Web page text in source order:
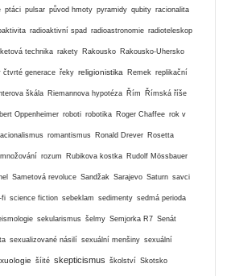
ptáci pulsar původ hmoty pyramidy qubity racionalita
radioaktivní spad radioastronomie radioteleskop
technika rakety Rakousko Rakousko-Uhersko
čtvrté generace řeky religionistika Remek replikační
škála Riemannova hypotéza Řím Římská říše
Oppenheimer roboti robotika Roger Chaffee rok v
romantismus Ronald Drever Rosetta
rozum Rubikova kostka Rudolf Mössbauer
Sametová revoluce Sandžak Sarajevo Saturn savci
fi science fiction sebeklam sedimenty sedmá perioda
sekularismus šelmy Semjorka R7 Senát
sexualizované násilí sexuální menšiny sexuální
šíité skepticismus školství Skotsko